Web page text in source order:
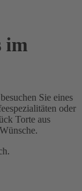
im
Sie eines
oder
Torte aus